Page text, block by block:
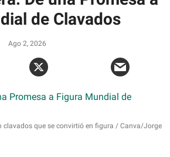
de Clavados
Ago 2, 2026
clavados que se convirtió en figura
Canva/Jorge